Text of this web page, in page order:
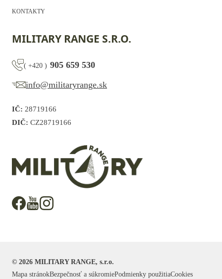
KONTAKTY
MILITARY RANGE S.R.O.
( +420 ) 905 659 530
info@militaryrange.sk
IČ: 28719166
DIČ: CZ28719166
© 2026 MILITARY RANGE, s.r.o.
Mapa stránokBezpečnosť a súkromiePodmienky použitiaCookies